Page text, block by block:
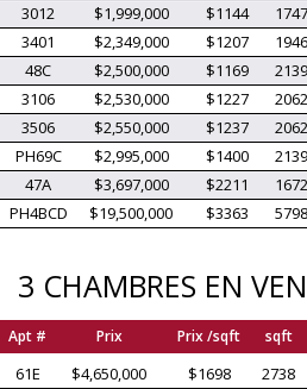
3012
$1,999,000 $1144 1747
3401
$2,349,000 $1207 1946
48C
$2,500,000 $1169 2139
3106
$2,530,000 $1227 2062
3506
$2,550,000 $1237 2062
PH69C
$2,995,000 $1400 2139
47A
$3,697,000 $2211 1672
PH4BCD
$19,500,000 $3363 5798
3 CHAMBRES EN
Apt # Prix Prix /sqft sqft
61E $4,650,000 $1698 2738